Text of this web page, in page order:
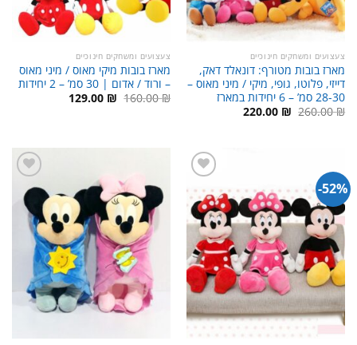
צעצועים ומשחקים חינוכיים
מארז בובות מטורף: דונאלד דאק,
דייזי, פלוטו, גופי, מיקי / מיני מאוס –
28-30 סמ’ – 6 יחידות במארז
260.00₪ המחיר
המקורי
220.00 ₪ המחיר
הנוכחי
צעצועים ומשחקים חינוכיים
מארז בובות מיקי מאוס / מיני מאוס
– ורוד / אדום | 30 סמ’ – 2 יחידות
160.00₪ המחיר
המקורי
129.00 ₪ המחיר
52%-